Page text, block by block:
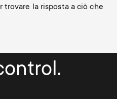
la risposta a ciò che